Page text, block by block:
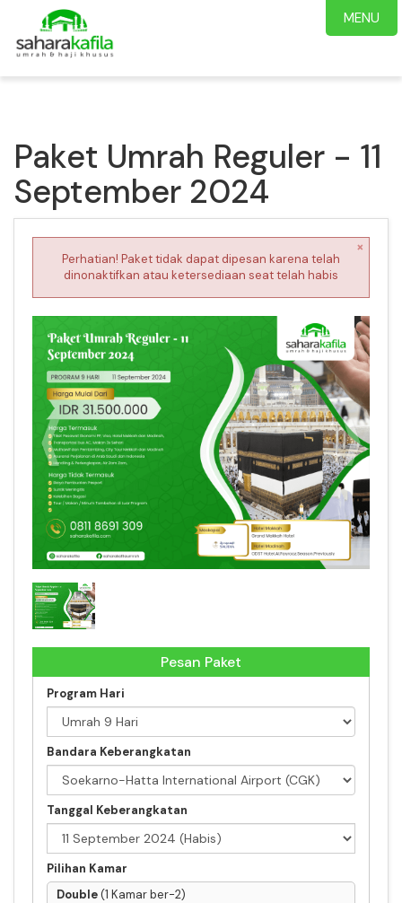
Paket Umrah Reguler - 11
September 2024
Perhatian! Paket tidak dapat dipesan karena telah
dinonaktifkan atau ketersediaan seat telah habis
×
Paket Umrah Reguler - 11 September 2024
Pesan Paket
Program Hari
Bandara Keberangkatan
Tanggal Keberangkatan
Pilihan Kamar
Double(1 Kamar ber-2)
MENU